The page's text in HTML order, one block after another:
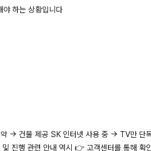
야 하는 상황입니다
→ 건물 제공 SK 인터넷 사용 중 → TV만
진행 관련 안내 역시 👉 고객센터를 통해